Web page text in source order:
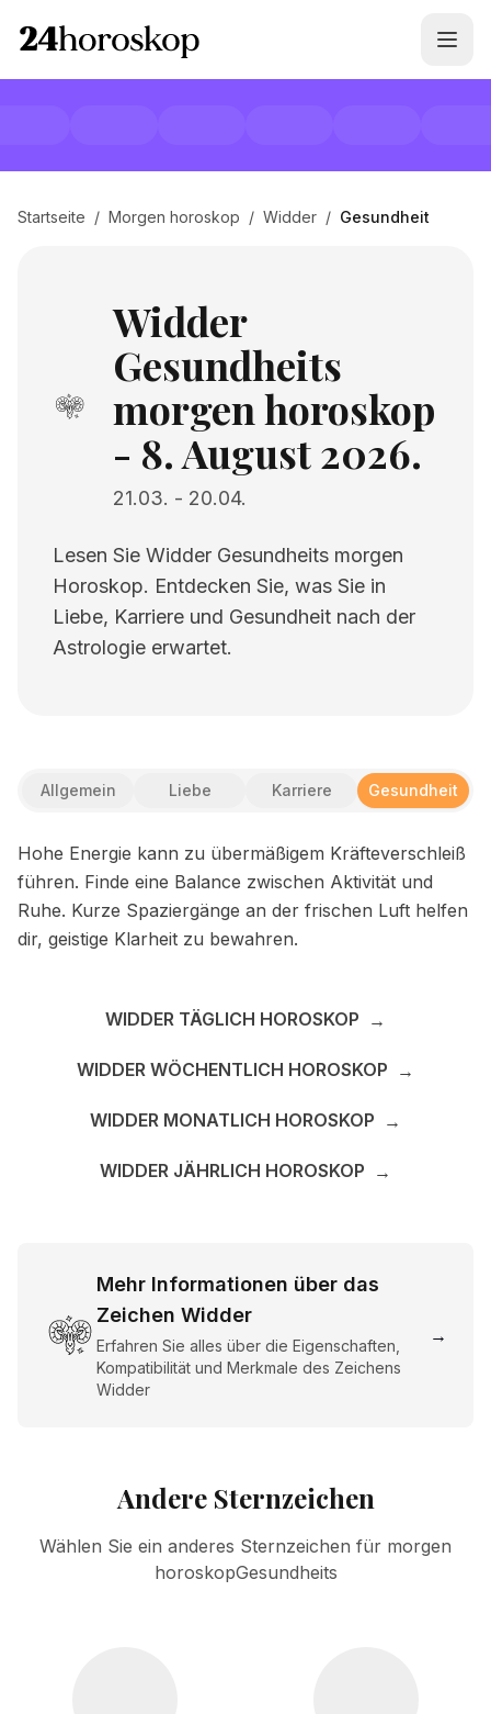
Startseite / Morgen horoskop / Widder / Gesundheit
Widder
Gesundheits
morgen horoskop
- 8. August 2026.
21.03. - 20.04.
Lesen Sie Widder Gesundheits morgen
Horoskop. Entdecken Sie, was Sie in
Liebe, Karriere und Gesundheit nach der
Astrologie erwartet.
Allgemein Liebe Karriere Gesundheit
Hohe Energie kann zu übermäßigem Kräfteverschleiß
führen. Finde eine Balance zwischen Aktivität und
Ruhe. Kurze Spaziergänge an der frischen Luft helfen
dir, geistige Klarheit zu bewahren.
WIDDER TÄGLICH HOROSKOP →
WIDDER WÖCHENTLICH HOROSKOP →
WIDDER MONATLICH HOROSKOP →
WIDDER JÄHRLICH HOROSKOP →
Mehr Informationen über das
Zeichen Widder
Erfahren Sie alles über die Eigenschaften,
Kompatibilität und Merkmale des Zeichens
Widder
→
Andere Sternzeichen
Wählen Sie ein anderes Sternzeichen für morgen
horoskopGesundheits